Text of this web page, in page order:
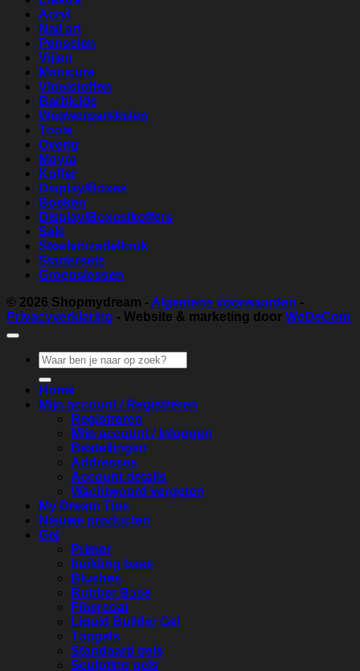
Acryl
Nail art
Penselen
Vijlen
Manicure
Vloeistoffen
Barbicide
Wegwerpartikelen
Tools
Overig
Moyra
Koffer
Display/Boxes
Boeken
Display/Boxes/koffers
Sale
Stoelen/zadelkruk
Startersets
Groepslessen
© 2026 Shopmydream - Algemene voorwaarden -
Privacyverklaring - Website & marketing door WeDeCom
Zoeken
naar:
Home
Mijn account / Registreren
Registreren
Mijn account / Inloggen
Bestellingen
Addresses
Account details
Wachtwoord vergeten
My Dream Tips
Nieuwe producten
Gel
Primer
building base
Blushes
Rubber Base
Fibercoat
Liquid Builder Gel
Topgels
Standaard gels
Sculpting gels